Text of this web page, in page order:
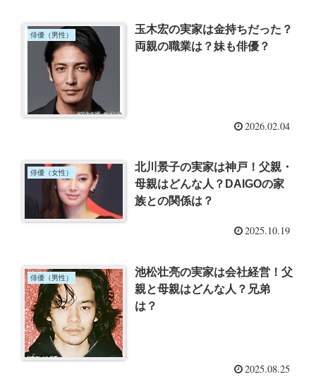
俳優（男性）
玉木宏の実家は金持ちだった？
両親の職業は？妹も俳優？
2026.02.04
俳優（女性）
北川景子の実家は神戸！父親・
母親はどんな人？DAIGOの家
族との関係は？
2025.10.19
俳優（男性）
池松壮亮の実家は会社経営！父
親と母親はどんな人？兄弟
は？
2025.08.25